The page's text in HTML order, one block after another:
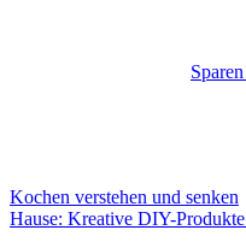
Kochen verstehen und senken
Hause: Kreative DIY-